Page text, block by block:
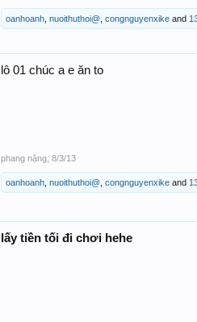
oanhoanh nuoithuthoi@ congnguyenxike and
lô 01 chúc a e ăn to
phang nặng 8/3/13
oanhoanh nuoithuthoi@ congnguyenxike and
lấy tiền tối đi chơi hehe